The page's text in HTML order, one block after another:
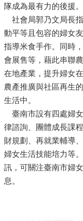
隊成為最有力的後援。
社會局郭乃文局長
動平等且包容的婦女
指導米食手作。同時
會展售等，藉此串聯
在地產業，提升婦女
農產推廣與社區再生
生活中。
臺南市設有四處婦
律諮詢、團體成長課
財規劃、再就業輔導
婦女生活技能培力等
訊，可關注臺南市婦
息。